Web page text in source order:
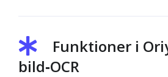
Funktioner i
bild‑OCR